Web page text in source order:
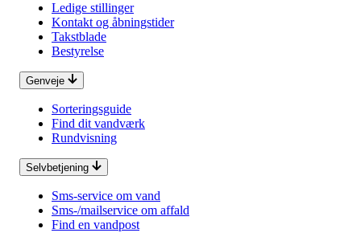
Ledige stillinger
Kontakt og åbningstider
Takstblade
Bestyrelse
Genveje
Sorteringsguide
Find dit vandværk
Rundvisning
Selvbetjening
Sms-service om vand
Sms-/mailservice om affald
Find en vandpost